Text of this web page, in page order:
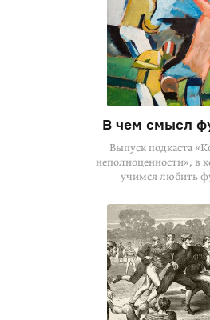
В чем смысл
Выпуск подкаста
неполноценности», в
учимся любить